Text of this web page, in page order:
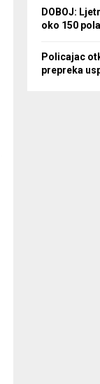
DOBOJ:
oko 150
Policajac
prepreka